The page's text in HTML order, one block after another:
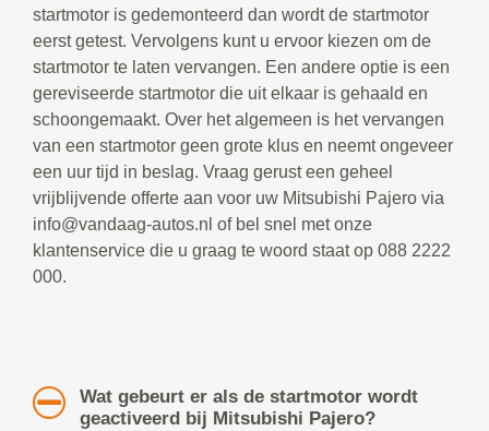
startmotor is gedemonteerd dan wordt de startmotor
eerst getest. Vervolgens kunt u ervoor kiezen om de
startmotor te laten vervangen. Een andere optie is een
gereviseerde startmotor die uit elkaar is gehaald en
schoongemaakt. Over het algemeen is het vervangen
van een startmotor geen grote klus en neemt ongeveer
een uur tijd in beslag. Vraag gerust een geheel
vrijblijvende offerte aan voor uw Mitsubishi Pajero via
info@vandaag-autos.nl of bel snel met onze
klantenservice die u graag te woord staat op 088 2222
000.
Wat gebeurt er als de startmotor wordt
geactiveerd bij Mitsubishi Pajero?